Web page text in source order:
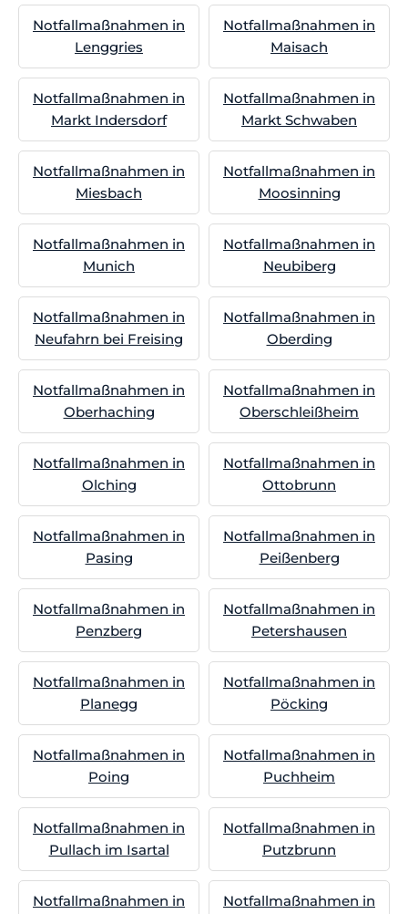
Notfallmaßnahmen in
Lenggries
Notfallmaßnahmen in
Maisach
Notfallmaßnahmen in
Markt Indersdorf
Notfallmaßnahmen in
Markt Schwaben
Notfallmaßnahmen in
Miesbach
Notfallmaßnahmen in
Moosinning
Notfallmaßnahmen in
Munich
Notfallmaßnahmen in
Neubiberg
Notfallmaßnahmen in
Neufahrn bei Freising
Notfallmaßnahmen in
Oberding
Notfallmaßnahmen in
Oberhaching
Notfallmaßnahmen in
Oberschleißheim
Notfallmaßnahmen in
Olching
Notfallmaßnahmen in
Ottobrunn
Notfallmaßnahmen in
Pasing
Notfallmaßnahmen in
Peißenberg
Notfallmaßnahmen in
Penzberg
Notfallmaßnahmen in
Petershausen
Notfallmaßnahmen in
Planegg
Notfallmaßnahmen in
Pöcking
Notfallmaßnahmen in
Poing
Notfallmaßnahmen in
Puchheim
Notfallmaßnahmen in
Pullach im Isartal
Notfallmaßnahmen in
Putzbrunn
Notfallmaßnahmen in
Notfallmaßnahmen in